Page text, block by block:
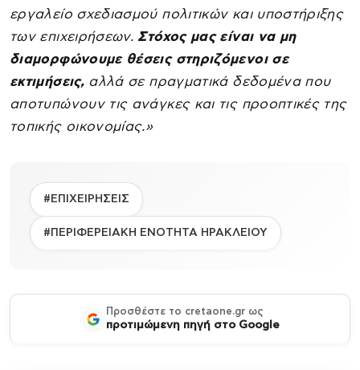
εργαλείο σχεδιασμού πολιτικών και υποστήριξης
των επιχειρήσεων. Στόχος μας είναι να μη
διαμορφώνουμε θέσεις στηριζόμενοι σε
εκτιμήσεις,αλλά σε πραγματικά δεδομένα που
αποτυπώνουν τις ανάγκες και τις προοπτικές της
τοπικής οικονομίας.»
#ΕΠΙΧΕΙΡΗΣΕΙΣ
#ΠΕΡΙΦΕΡΕΙΑΚΗ ΕΝΟΤΗΤΑ ΗΡΑΚΛΕΙΟΥ
Προσθέστε το cretaone.gr ως
προτιμώμενη πηγή στο Google